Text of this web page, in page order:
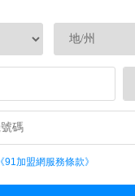
《91加盟網服務條款》